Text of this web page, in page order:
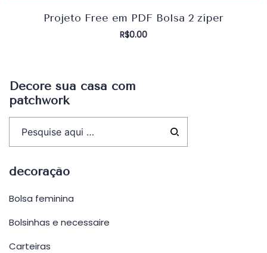
Projeto Free em PDF Bolsa 2 zíper
R$0.00
Decore sua casa com
patchwork
decoração
Bolsa feminina
Bolsinhas e necessaire
Carteiras